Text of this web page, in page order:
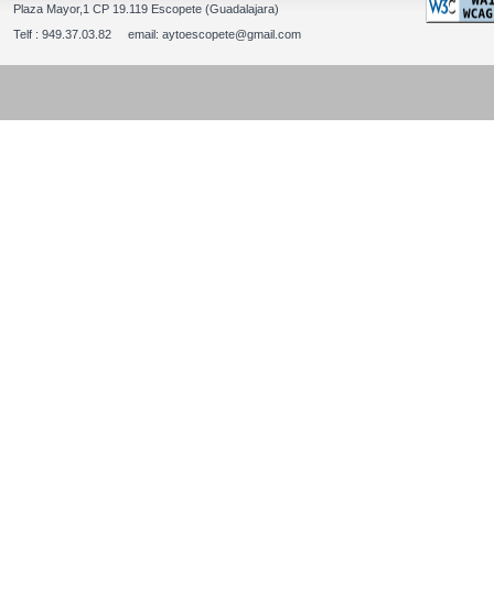
Plaza Mayor,1 CP 19.119 Escopete (Guadalajara)
Telf : 949.37.03.82 email: aytoescopete@gmail.com